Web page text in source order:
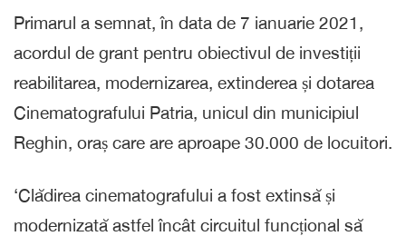
Primarul a semnat, în data de 7 ianuarie 2021,
acordul de grant pentru obiectivul de investiții
reabilitarea, modernizarea, extinderea și dotarea
Cinematografului Patria, unicul din municipiul
Reghin, oraș care are aproape 30.000 de locuitori.
‘Clădirea cinematografului a fost extinsă și
modernizată astfel încât circuitul funcțional să